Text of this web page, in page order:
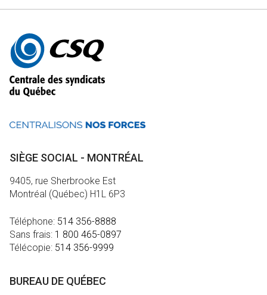
Autres
informations
SIÈGE SOCIAL - MONTRÉAL
9405, rue Sherbrooke Est
Montréal (Québec) H1L 6P3
Téléphone: 514 356-8888
Sans frais: 1 800 465-0897
Télécopie: 514 356-9999
BUREAU DE QUÉBEC